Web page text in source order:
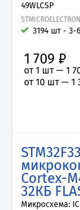
49WLCSP
3194 шт - 3-
1 709 ₽
от 1 шт — 1
от 10 шт — 1
Cortex-
32КБ
Микросхема: IC